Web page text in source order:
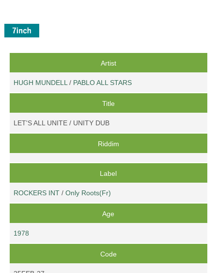
Artist
HUGH MUNDELL / PABLO ALL STARS
Title
LET'S ALL UNITE / UNITY DUB
Riddim
Label
ROCKERS INT /Only Roots(Fr)
Age
1978
Code